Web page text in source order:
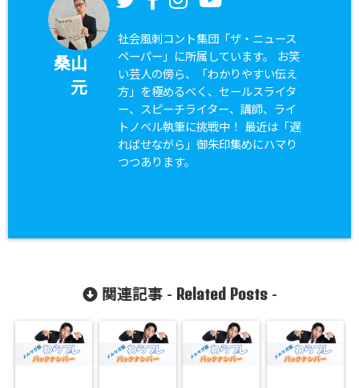
桑山
元
社会風刺コント集団「ザ・ニュース
ペーパー」に所属しています。 お笑
い芸人の傍ら、「わかりやすい伝え
方」を極めるべく、セールスライタ
ー、スピーチライター、講師、ライ
トノベル執筆に挑戦中！ 最近は「遅
ればせながら」御朱印集めにハマり
つつあります。
関連記事 - Related Posts-